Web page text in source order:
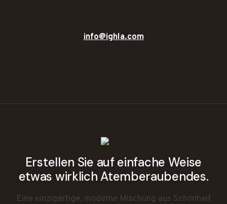
info@ighla.com
Erstellen Sie auf einfache Weise
etwas wirklich Atemberaubendes.
Eine einzigartige, moderne Mischung aus Schönheit